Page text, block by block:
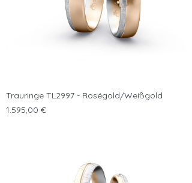
Trauringe TL2997 - Roségold/Weißgold
Preis
1.595,00 €